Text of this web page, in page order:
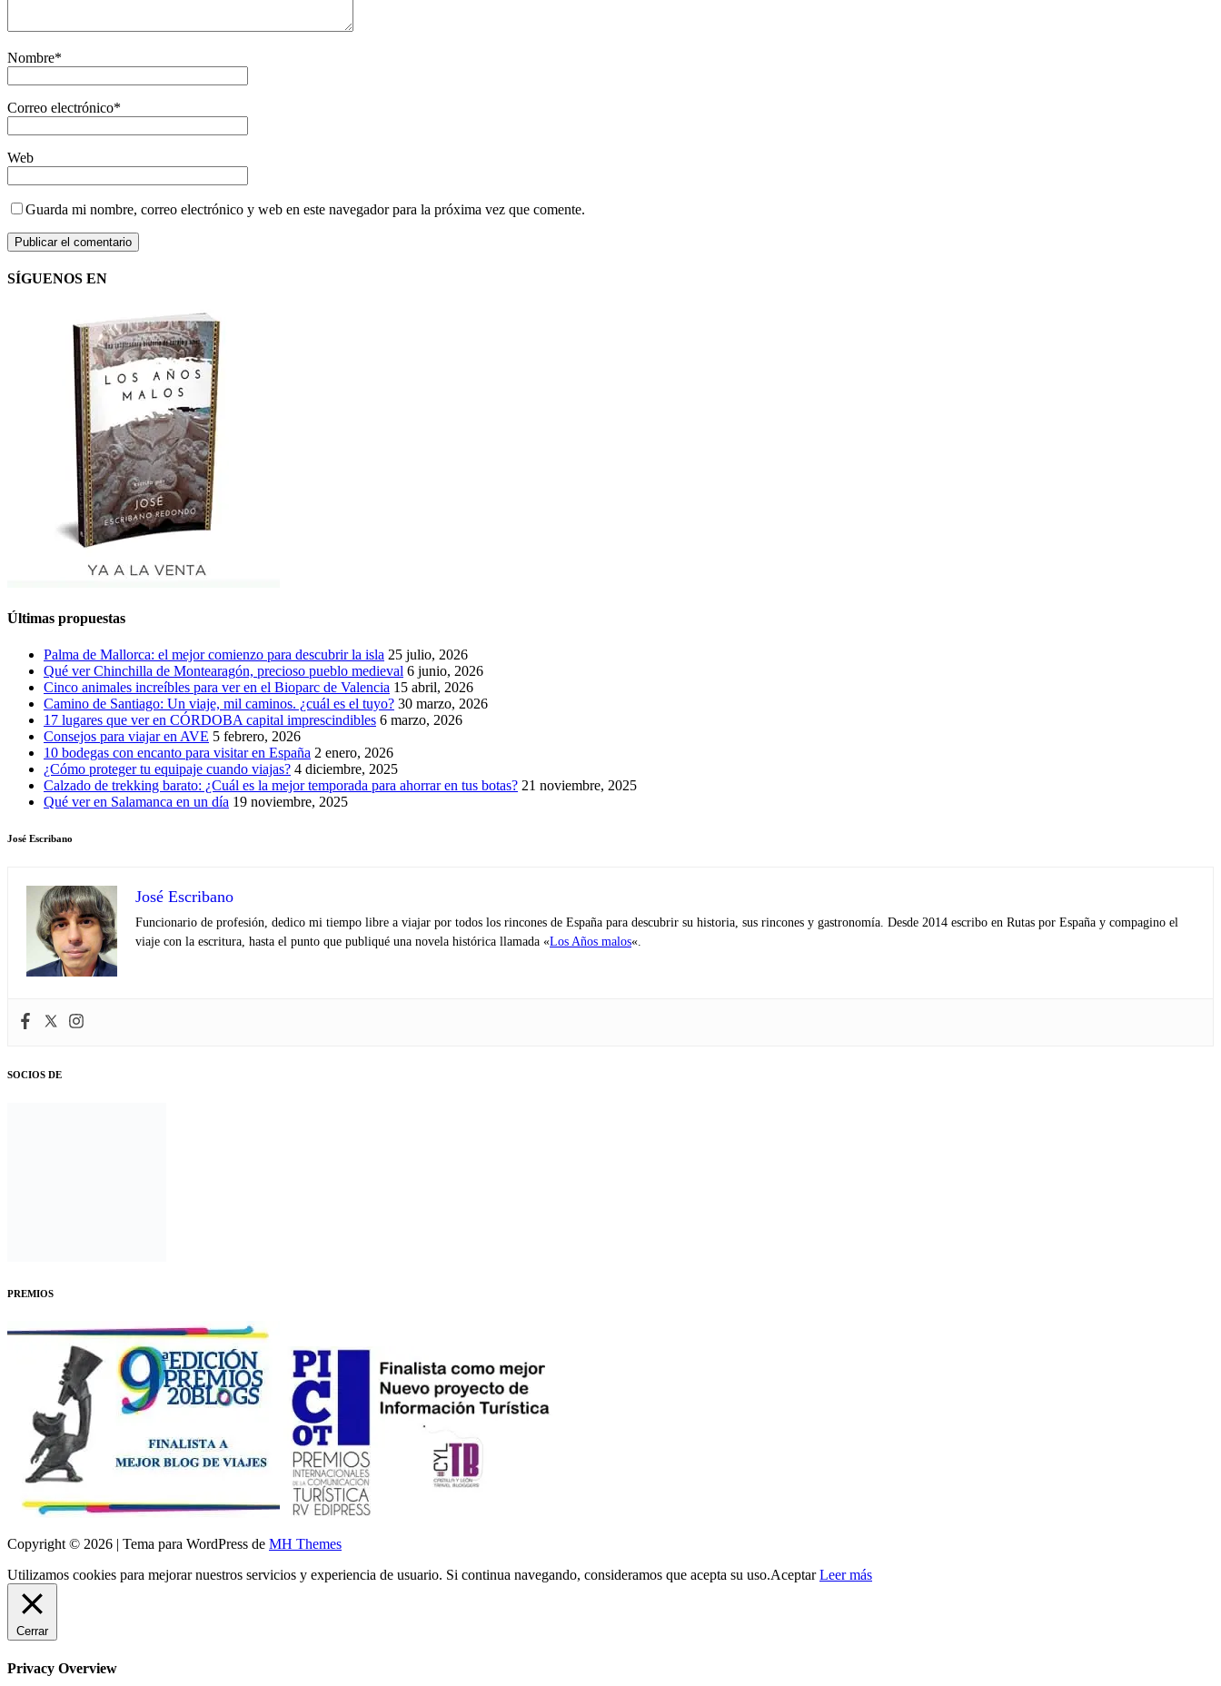
Nombre*
Correo electrónico*
Web
Guarda mi nombre, correo electrónico y web en este navegador para la próxima vez que comente.
SÍGUENOS EN
Últimas propuestas
Palma de Mallorca: el mejor comienzo para descubrir la isla 25 julio, 2026
Qué ver Chinchilla de Montearagón, precioso pueblo medieval 6 junio, 2026
Cinco animales increíbles para ver en el Bioparc de Valencia 15 abril, 2026
Camino de Santiago: Un viaje, mil caminos. ¿cuál es el tuyo? 30 marzo, 2026
17 lugares que ver en CÓRDOBA capital imprescindibles 6 marzo, 2026
Consejos para viajar en AVE 5 febrero, 2026
10 bodegas con encanto para visitar en España 2 enero, 2026
¿Cómo proteger tu equipaje cuando viajas? 4 diciembre, 2025
Calzado de trekking barato: ¿Cuál es la mejor temporada para ahorrar en tus botas? 21 noviembre, 2025
Qué ver en Salamanca en un día 19 noviembre, 2025
José Escribano
José Escribano
Funcionario de profesión, dedico mi tiempo libre a viajar por todos los rincones de España para descubrir su historia, sus rincones y gastronomía. Desde 2014 escribo en Rutas por España y compagino el
viaje con la escritura, hasta el punto que publiqué una novela histórica llamada «Los Años malos«.
SOCIOS DE
PREMIOS
Copyright © 2026 | Tema para WordPress de MH Themes
Utilizamos cookies para mejorar nuestros servicios y experiencia de usuario. Si continua navegando, consideramos que acepta su uso.Aceptar Leer más
Cerrar
Privacy Overview